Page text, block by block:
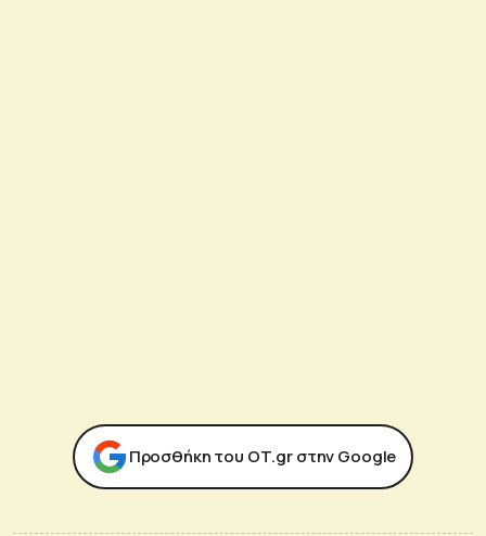
Προσθήκη του ΟΤ.gr στην Google